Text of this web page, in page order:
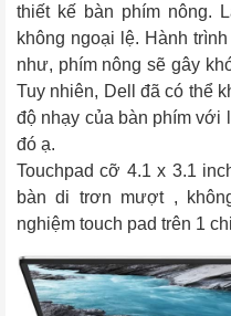
thiết kế bàn phím nông.
không ngoại lệ. Hành
như, phím nông sẽ gây
Tuy nhiên, Dell đã có thể
độ nhạy của bàn phím với
đó ạ.
Touchpad cỡ 4.1 x 3.1
bàn di trơn mượt ,
nghiệm touch pad trên 1